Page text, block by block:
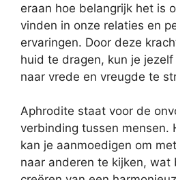
eraan hoe belangrijk het is
vinden in onze relaties en
ervaringen. Door deze
huid te dragen, kun je
naar vrede en vreugde te
Aphrodite staat voor de
verbinding tussen mensen.
kan je aanmoedigen om
naar anderen te kijken, wat